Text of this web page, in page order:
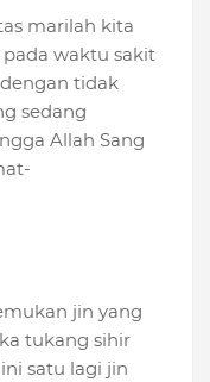
marilah kita
waktu sakit
tidak
sedang
Allah Sang
jin yang
tukang sihir
satu lagi jin